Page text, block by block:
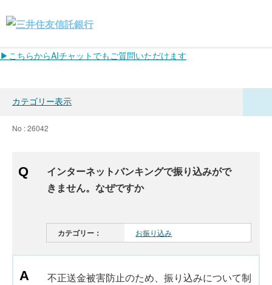
▶こちらからAIチャットでもご質問いただけます
カテゴリー表示
No : 26042
インターネットバンキングで振り込みがで
きません。なぜですか
カテゴリー： お振り込み
不正送金被害防止のため、振り込みについて制